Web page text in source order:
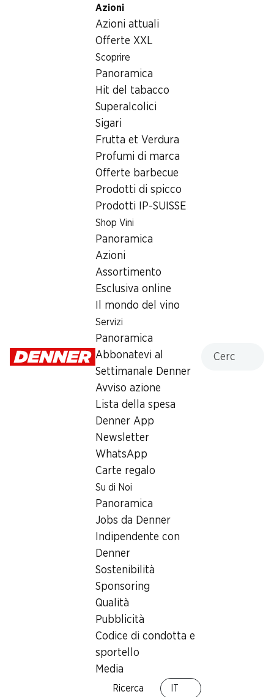
Azioni
Azioni attuali
Offerte XXL
Scoprire
Panoramica
Hit del tabacco
Superalcolici
Sigari
Frutta et Verdura
Profumi di marca
Offerte barbecue
Prodotti di spicco
Prodotti IP-SUISSE
Shop Vini
Panoramica
Azioni
Assortimento
Esclusiva online
Il mondo del vino
Servizi
Panoramica
Abbonatevi al
Settimanale Denner
Avviso azione
Lista della spesa
Denner App
Newsletter
WhatsApp
Carte regalo
Su di Noi
Panoramica
Jobs da Denner
Indipendente con
Denner
Sostenibilità
Sponsoring
Qualità
Pubblicità
Codice di condotta e
sportello
Media
Ricerca
Generi alimentari
Ovetti di cioccolato Lindor Lindt
Ovetti di cioccolato Lindor Lindt
SPECIAL
1021413
Altri clienti hanno acquistato